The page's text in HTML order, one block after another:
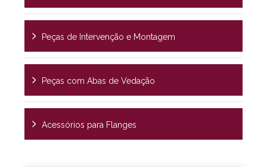
Peças de Intervenção e Montagem
Peças com Abas de Vedação
Acessórios para Flanges